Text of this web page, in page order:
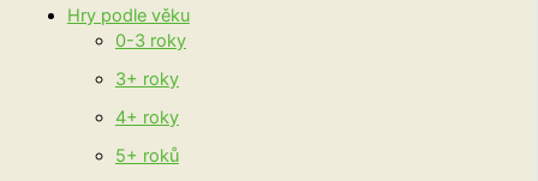
Hry podle věku
0-3 roky
3+ roky
4+ roky
5+ roků